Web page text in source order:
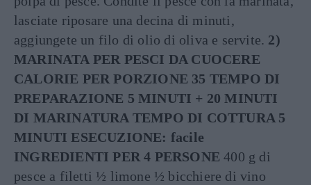
lasciate riposare una decina di minuti,
aggiungete un filo di olio di oliva e servite. 2)
MARINATA PER PESCI DA CUOCERE
CALORIE PER PORZIONE 35 TEMPO DI
PREPARAZIONE 5 MINUTI + 20 MINUTI
DI MARINATURA TEMPO DI COTTURA 5
MINUTI ESECUZIONE: facile
INGREDIENTI PER 4 PERSONE 400 g di
pesce a filetti ½ limone ½ bicchiere di vino